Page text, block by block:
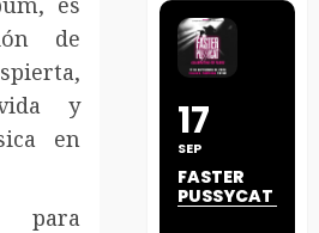
de
y
en
para
17
SEP
FASTER
PUSSYCAT